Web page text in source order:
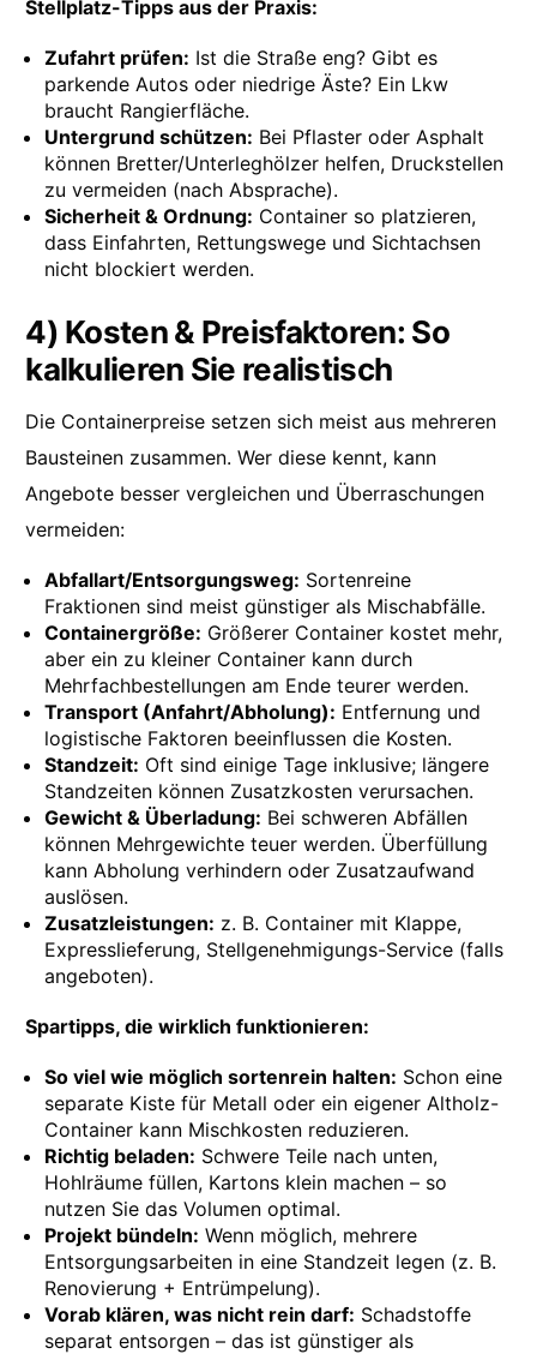
Stellplatz-Tipps aus der Praxis:
Zufahrt prüfen: Ist die Straße eng? Gibt es
parkende Autos oder niedrige Äste? Ein Lkw
braucht Rangierfläche.
Untergrund schützen: Bei Pflaster oder Asphalt
können Bretter/Unterleghölzer helfen, Druckstellen
zu vermeiden (nach Absprache).
Sicherheit & Ordnung: Container so platzieren,
dass Einfahrten, Rettungswege und Sichtachsen
nicht blockiert werden.
4) Kosten & Preisfaktoren: So
kalkulieren Sie realistisch
Die Containerpreise setzen sich meist aus mehreren
Bausteinen zusammen. Wer diese kennt, kann
Angebote besser vergleichen und Überraschungen
vermeiden:
Abfallart/Entsorgungsweg: Sortenreine
Fraktionen sind meist günstiger als Mischabfälle.
Containergröße: Größerer Container kostet mehr,
aber ein zu kleiner Container kann durch
Mehrfachbestellungen am Ende teurer werden.
Transport (Anfahrt/Abholung): Entfernung und
logistische Faktoren beeinflussen die Kosten.
Standzeit: Oft sind einige Tage inklusive; längere
Standzeiten können Zusatzkosten verursachen.
Gewicht & Überladung: Bei schweren Abfällen
können Mehrgewichte teuer werden. Überfüllung
kann Abholung verhindern oder Zusatzaufwand
auslösen.
Zusatzleistungen: z. B. Container mit Klappe,
Expresslieferung, Stellgenehmigungs-Service (falls
angeboten).
Spartipps, die wirklich funktionieren:
So viel wie möglich sortenrein halten: Schon eine
separate Kiste für Metall oder ein eigener Altholz-
Container kann Mischkosten reduzieren.
Richtig beladen: Schwere Teile nach unten,
Hohlräume füllen, Kartons klein machen – so
nutzen Sie das Volumen optimal.
Projekt bündeln: Wenn möglich, mehrere
Entsorgungsarbeiten in eine Standzeit legen (z. B.
Renovierung + Entrümpelung).
Vorab klären, was nicht rein darf: Schadstoffe
separat entsorgen – das ist günstiger als